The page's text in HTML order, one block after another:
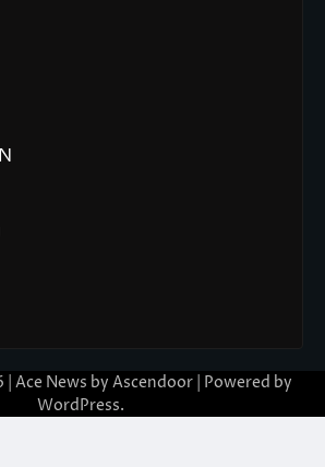
Ace News by Ascendoor | Powered by
WordPress.